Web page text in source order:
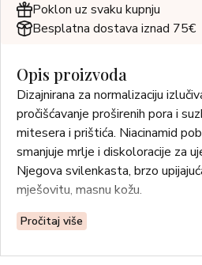
Poklon uz svaku kupnju
Besplatna dostava iznad 75€
Opis proizvoda
Dizajnirana za normalizaciju
pročišćavanje proširenih pora i
mitesera i prištića. Niacinamid
smanjuje mrlje i diskoloracije za
Njegova svilenkasta, brzo
mješovitu, masnu kožu.
Pročitaj više